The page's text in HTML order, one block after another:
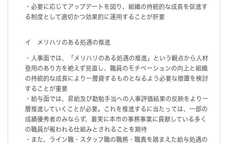
・必要に応じてアップデートを図り、組織の持続的な成長を促進す
る制度として適切かつ効果的に運用することが肝要
イ メリハリのある処遇の推進
・人事面では、「メリハリのある処遇の推進」という観点から人材
登用のあり方を絶えず見直し、職員のモチベーションの向上と組織
の持続的な成長により一層資するものとなるよう必要な措置を検討
することが重要
・給与面では、昇給及び勤勉手当への人事評価結果の反映をより一
層推進していくことが必要。これを推進するに当たっては、一部の
成績優秀者のみならず、着実に本市の事務事業に貢献している多く
の職員が報われる仕組みとされることを期待
・また、ライン職・スタッフ職の職務・職責を踏まえた給与処遇の